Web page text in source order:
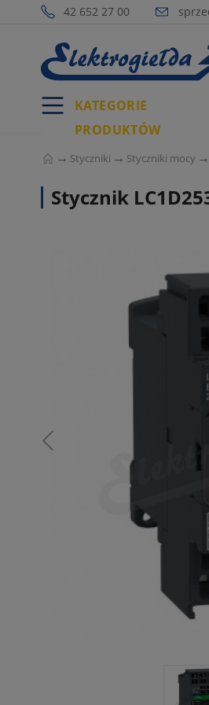
42 652 27 00
KATEGORIE
PRODUKTÓW
Styczniki Styczniki mocy
Stycznik